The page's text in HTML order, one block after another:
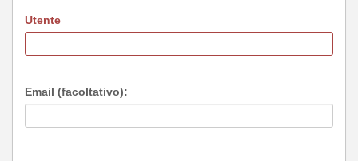
Utente
Email (facoltativo):